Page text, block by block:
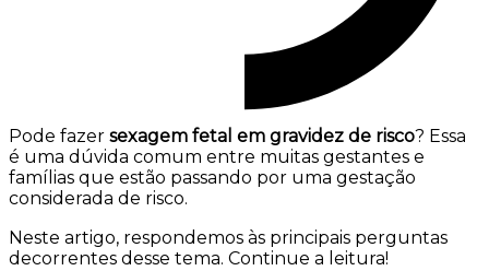
Pode fazer sexagem fetal em gravidez de risco? Essa
é uma dúvida comum entre muitas gestantes e
famílias que estão passando por uma gestação
considerada de risco.
Neste artigo, respondemos às principais perguntas
decorrentes desse tema. Continue a leitura!